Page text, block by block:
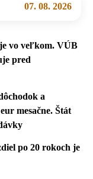
07. 08. 2026
vo veľkom. VÚB
pred
a
mesačne. Štát
po 20 rokoch je